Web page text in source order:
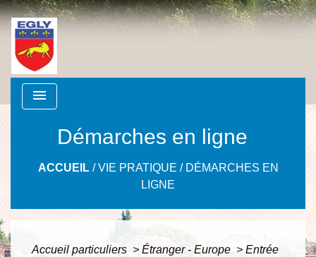
menu
Démarches en ligne
ACCUEIL/VIE PRATIQUE / DÉMARCHES EN
LIGNE
Accueil particuliers > Étranger - Europe > Entrée